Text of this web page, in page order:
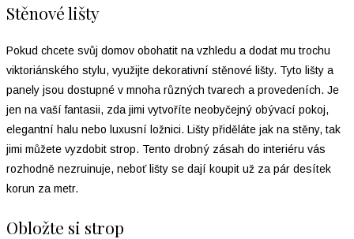
Stěnové lišty
Pokud chcete svůj domov obohatit na vzhledu a dodat mu trochu
viktoriánského stylu, využijte dekorativní stěnové lišty. Tyto lišty a
panely jsou dostupné v mnoha různých tvarech a provedeních. Je
jen na vaší fantasii, zda jimi vytvoříte neobyčejný obývací pokoj,
elegantní halu nebo luxusní ložnici. Lišty přiděláte jak na stěny, tak
jimi můžete vyzdobit strop. Tento drobný zásah do interiéru vás
rozhodně nezruinuje, neboť lišty se dají koupit už za pár desítek
korun za metr.
Obložte si strop